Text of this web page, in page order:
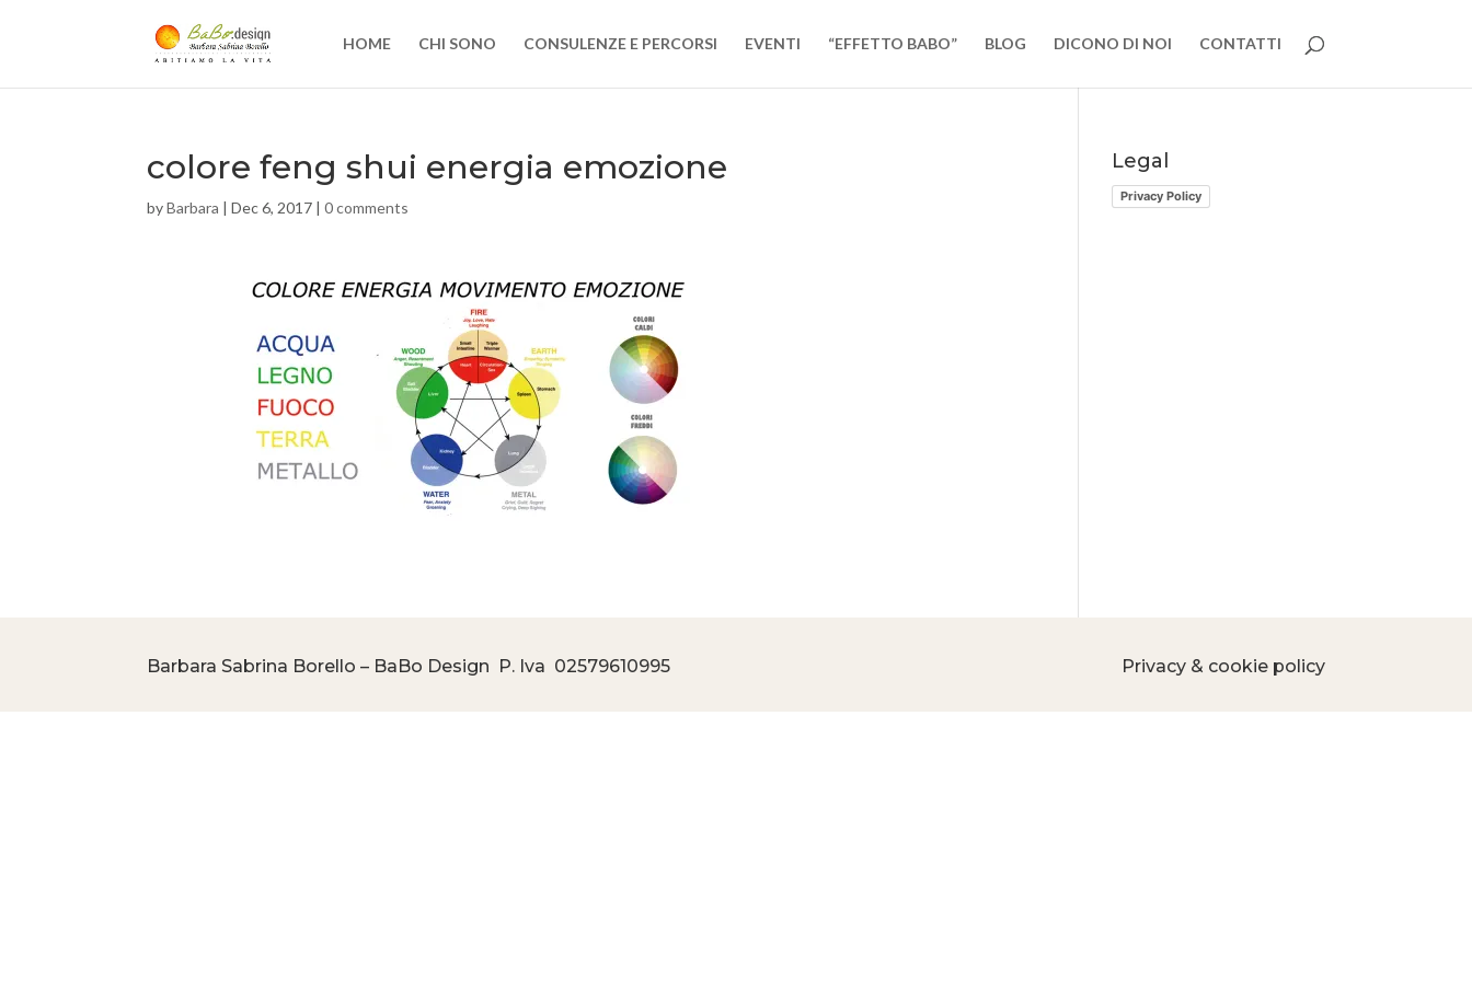
HOME CHI SONO CONSULENZE E PERCORSI EVENTI “EFFETTO BABO” BLOG DICONO DI NOI CONTATTI
colore feng shui energia emozione
byBarbara |Dec 6, 2017 |0 comments
Legal
Privacy Policy
Barbara Sabrina Borello – BaBo Design P. Iva 02579610995 Privacy & cookie policy